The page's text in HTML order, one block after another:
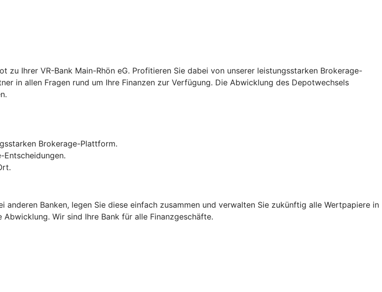
zu Ihrer VR-Bank Main-Rhön eG. Profitieren Sie dabei von unserer leistungsstarken Brokerage-
in allen Fragen rund um Ihre Finanzen zur Verfügung. Die Abwicklung des Depotwechsels
Brokerage-Plattform.
Entscheidungen.
Banken, legen Sie diese einfach zusammen und verwalten Sie zukünftig alle Wertpapiere in
Wir sind Ihre Bank für alle Finanzgeschäfte.